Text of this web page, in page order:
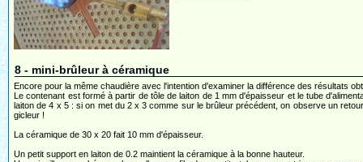
8 - mini-brûleur à céramique
Encore pour la même chaudière avec l'intention d'examiner la différence des résultats
Le contenant est formé à partir de tôle de laiton de 1 mm d'épaisseur et le tube
laiton de 4 x 5 : si on met du 2 x 3 comme sur le brûleur précédent, on observe un
gicleur !
La céramique de 30 x 20 fait 10 mm d'épaisseur.
Un petit support en laiton de 0.2 maintient la céramique à la bonne hauteur.